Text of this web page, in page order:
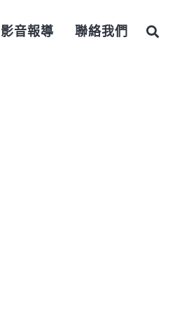
影音報導 聯絡我們